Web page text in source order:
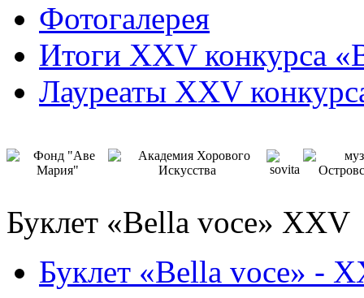
Фотогалерея
Итоги XXV конкурса
Лауреаты ХХV
Буклет «Bella voce» ХХV
Буклет «Bella voce» -